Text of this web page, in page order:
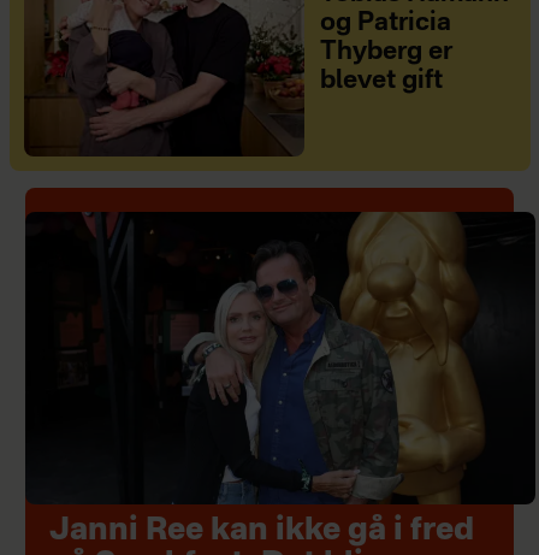
og Patricia
Thyberg er
blevet gift
Janni Ree kan ikke gå i fred